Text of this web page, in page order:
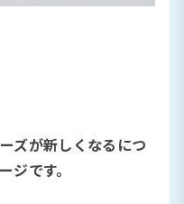
ズが新しくなるにつ
ジです。